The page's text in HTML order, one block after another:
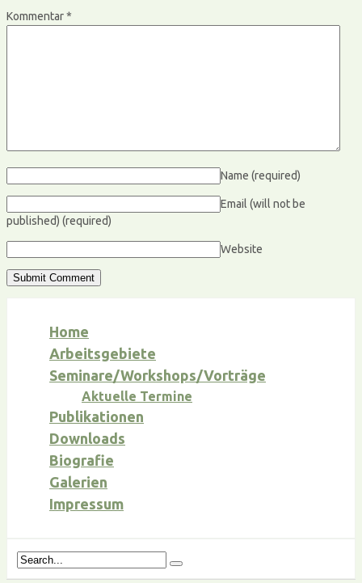
Kommentar*
Name (required)
Email (will not be
published) (required)
Website
Home
Arbeitsgebiete
Seminare/Workshops/Vorträge
Aktuelle Termine
Publikationen
Downloads
Biografie
Galerien
Impressum